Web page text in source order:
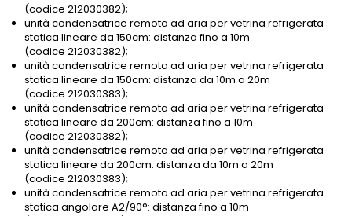
(codice 212030382);
unità condensatrice remota ad aria per vetrina refrigerata
statica lineare da 150cm: distanza fino a 10m
(codice 212030382);
unità condensatrice remota ad aria per vetrina refrigerata
statica lineare da 150cm: distanza da 10m a 20m
(codice 212030383);
unità condensatrice remota ad aria per vetrina refrigerata
statica lineare da 200cm: distanza fino a 10m
(codice 212030382);
unità condensatrice remota ad aria per vetrina refrigerata
statica lineare da 200cm: distanza da 10m a 20m
(codice 212030383);
unità condensatrice remota ad aria per vetrina refrigerata
statica angolare A2/90°: distanza fino a 10m